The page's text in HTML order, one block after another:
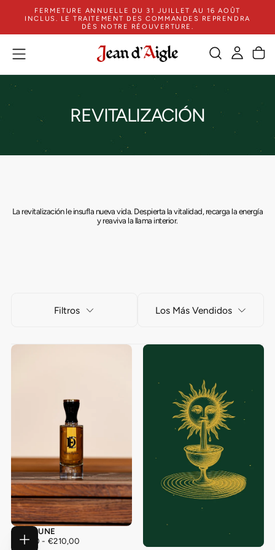
FERMETURE ANNUELLE DU 31 JUILLET AU 16 AOÛT
INCLUS. LE TRAITEMENT DES COMMANDES REPRENDRA
DÈS NOTRE RÉOUVERTURE.
REVITALIZACIÓN
La revitalización le insufla nueva vida. Despierta la vitalidad, recarga la energía
y reaviva la llama interior.
Filtros Los Más Vendidos
ELEGIR
EPIC DUNE
€55,00
PRECIO
€55,00 - PRECIO
€210,00